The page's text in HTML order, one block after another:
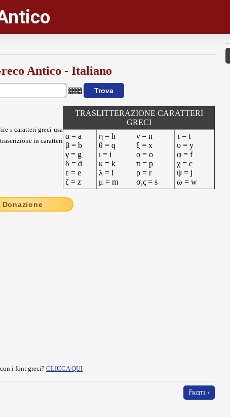
Antico - Italiano
i caratteri greci usa
in caratteri
TRASLITTERAZIONE CARATTERI
GRECI
α = a
β = b
γ = g
δ = d
ε = e
ζ = z
η = h
θ = q
ι = i
κ = k
λ = l
μ = m
ν = n
ξ = x
ο = o
π = p
ρ = r
σ,ς = s
τ = t
υ = y
φ = f
χ = c
ψ = j
ω = w
Donazione
i font greci? CLICCA QUI
ἕκατι ›